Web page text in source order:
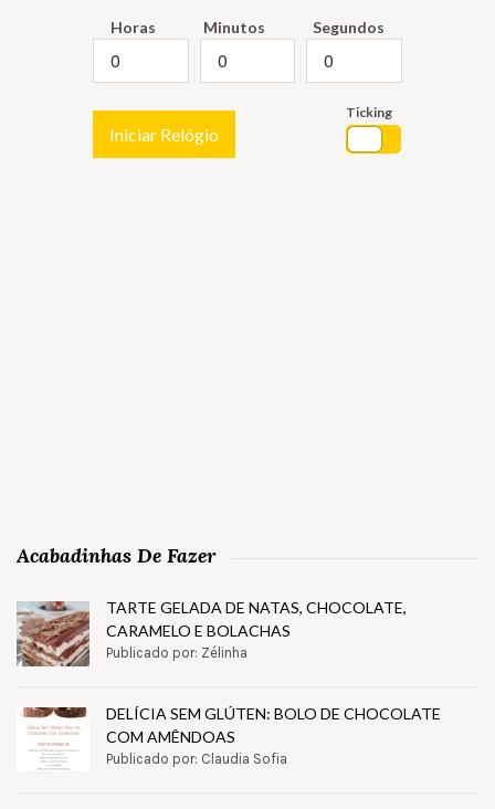
Horas Minutos Segundos
Iniciar Relógio
Ticking
Acabadinhas De Fazer
TARTE GELADA DE NATAS, CHOCOLATE,
CARAMELO E BOLACHAS
Publicado por: Zélinha
DELÍCIA SEM GLÚTEN: BOLO DE CHOCOLATE
COM AMÊNDOAS
Publicado por: Claudia Sofia